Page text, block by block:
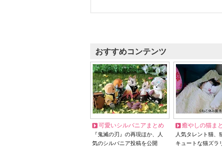
おすすめコンテンツ
可愛いシルバニアまとめ
『鬼滅の刃』の再現ほか、人
気のシルバニア投稿を公開
癒やしの猫ま
人気タレント猫
キュートな猫ズラ